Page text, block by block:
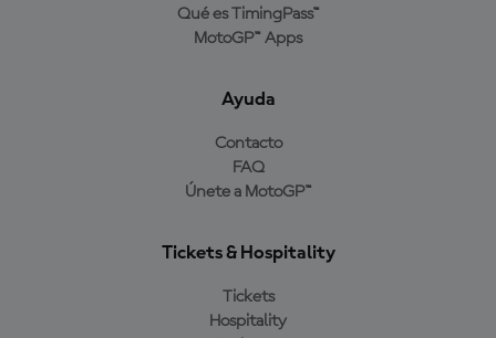
Qué es TimingPass™
MotoGP™ Apps
Ayuda
Contacto
FAQ
Únete a MotoGP™
Tickets & Hospitality
Tickets
Hospitality